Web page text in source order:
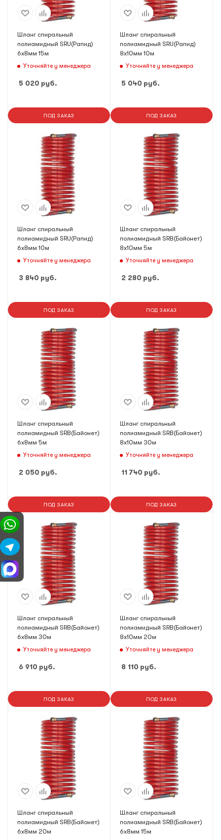
Шланг спиральный
полиамидный SRU(Рапид)
6х8мм 15м
Уточняйте у менеджера
5 020 руб.
ПОД ЗАКАЗ
Шланг спиральный
полиамидный SRU(Рапид)
8х10мм 10м
Уточняйте у менеджера
5 040 руб.
ПОД ЗАКАЗ
Шланг спиральный
полиамидный SRU(Рапид)
6х8мм 10м
Уточняйте у менеджера
3 840 руб.
ПОД ЗАКАЗ
Шланг спиральный
полиамидный SRB(Байонет)
8х10мм 5м
Уточняйте у менеджера
2 280 руб.
ПОД ЗАКАЗ
Шланг спиральный
полиамидный SRB(Байонет)
6х8мм 5м
Уточняйте у менеджера
2 050 руб.
ПОД ЗАКАЗ
Шланг спиральный
полиамидный SRB(Байонет)
8х10мм 30м
Уточняйте у менеджера
11 740 руб.
ПОД ЗАКАЗ
Шланг спиральный
полиамидный SRB(Байонет)
6х8мм 30м
Уточняйте у менеджера
6 910 руб.
ПОД ЗАКАЗ
Шланг спиральный
полиамидный SRB(Байонет)
8х10мм 20м
Уточняйте у менеджера
8 110 руб.
ПОД ЗАКАЗ
Шланг спиральный
полиамидный SRB(Байонет)
6х8мм 20м
Шланг спиральный
полиамидный SRB(Байонет)
6х8мм 15м